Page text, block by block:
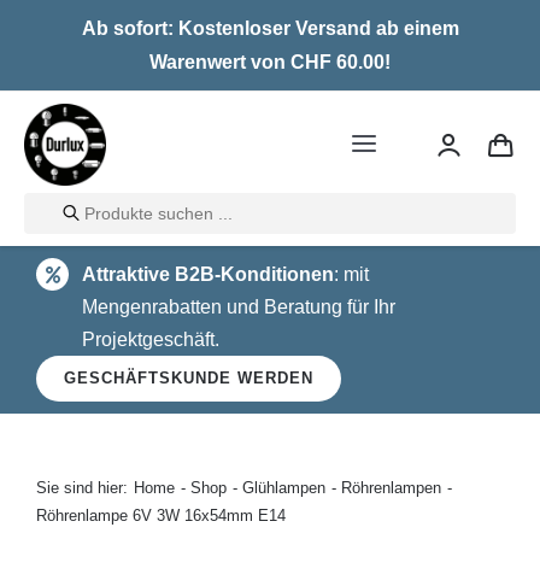
Ab sofort: Kostenloser Versand ab einem
Warenwert von CHF 60.00!
Toggle
Home
LED
Halogen
Glühlampen
Kontakt
Products
search
Attraktive B2B-Konditionen: mit
Mengenrabatten und Beratung für Ihr
Projektgeschäft.
GESCHÄFTSKUNDE WERDEN
Sie sind hier: Home Shop Glühlampen
Röhrenlampen
Röhrenlampe 6V 3W 16x54mm E14